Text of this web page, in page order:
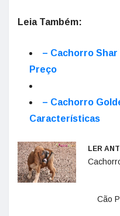
Leia Também:
– Cachorro
Preço
– Cachorro
Características
LER
Cão